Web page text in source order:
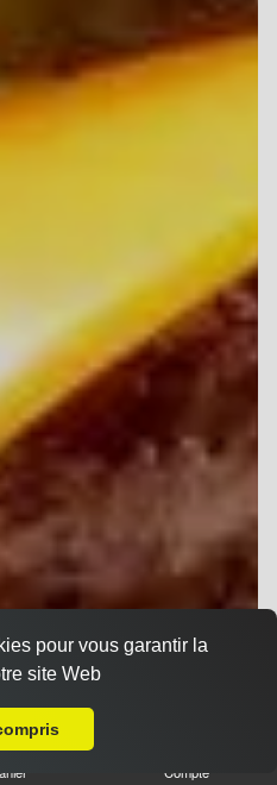
Compte
pour vous garantir la
site Web